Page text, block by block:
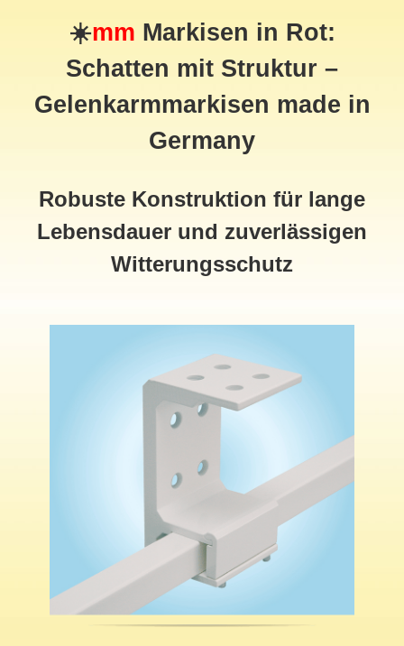
☀️mm Markisen in Rot:
Schatten mit Struktur –
Gelenkarmmarkisen made in
Germany
Robuste Konstruktion für lange
Lebensdauer und zuverlässigen
Witterungsschutz